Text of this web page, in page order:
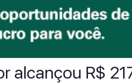
alcançou R$